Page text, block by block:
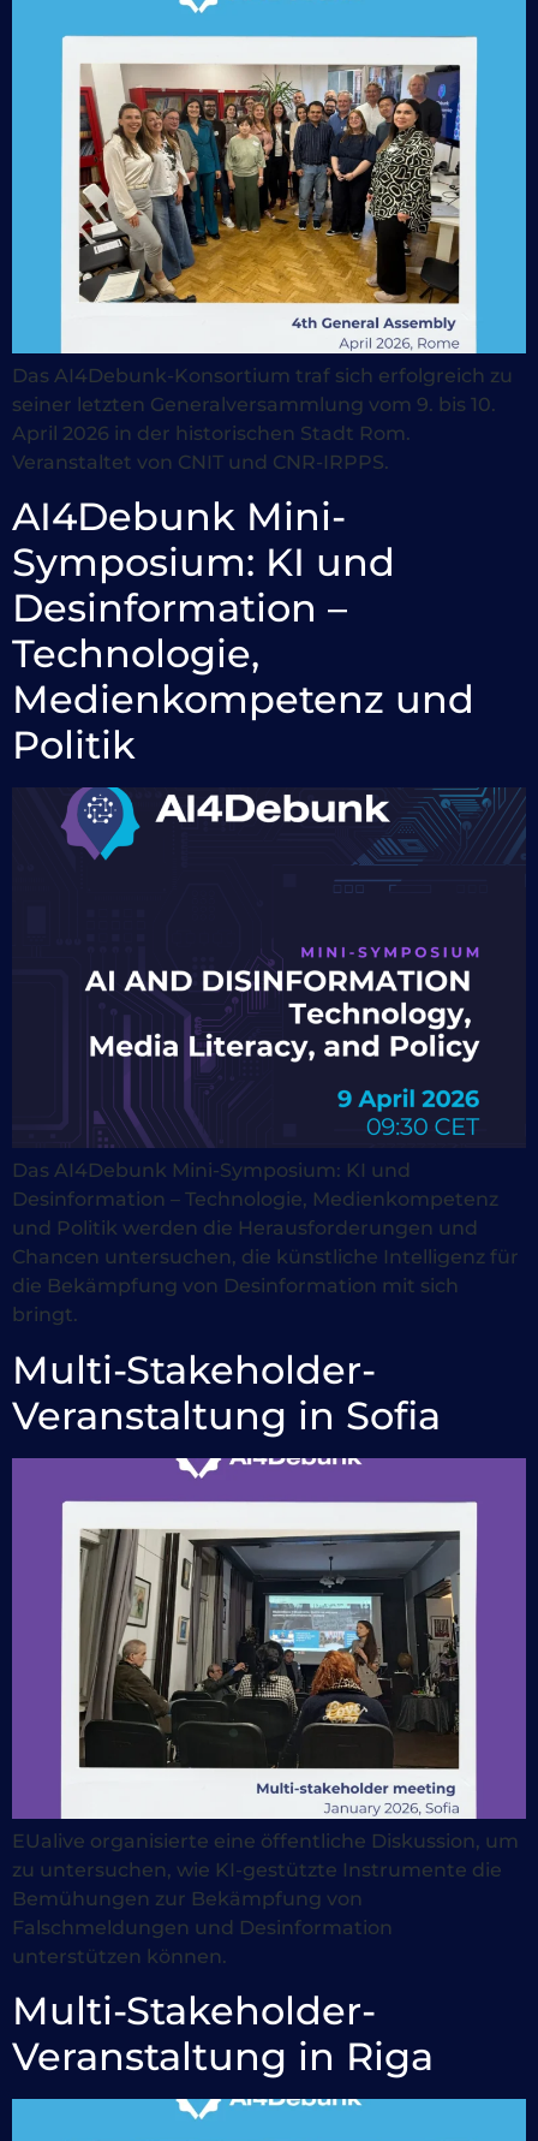
Das AI4Debunk-Konsortium traf sich erfolgreich zu
seiner letzten Generalversammlung vom 9. bis 10.
April 2026 in der historischen Stadt Rom.
Veranstaltet von CNIT und CNR-IRPPS.
AI4Debunk Mini-
Symposium: KI und
Desinformation –
Technologie,
Medienkompetenz und
Politik
Das AI4Debunk Mini-Symposium: KI und
Desinformation – Technologie, Medienkompetenz
und Politik werden die Herausforderungen und
Chancen untersuchen, die künstliche Intelligenz für
die Bekämpfung von Desinformation mit sich
bringt.
Multi-Stakeholder-
Veranstaltung in Sofia
EUalive organisierte eine öffentliche Diskussion, um
zu untersuchen, wie KI-gestützte Instrumente die
Bemühungen zur Bekämpfung von
Falschmeldungen und Desinformation
unterstützen können.
Multi-Stakeholder-
Veranstaltung in Riga